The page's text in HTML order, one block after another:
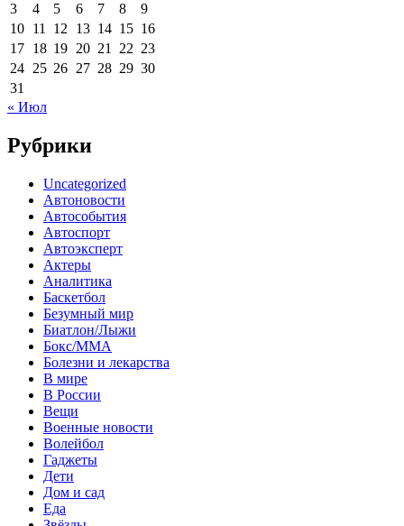
3
4 5 6 7 8
9
10 11 12 13 14 15 16
17 18 19 20 21 22 23
24 25 26 27 28 29 30
31
« Июл
Рубрики
Uncategorized
Автоновости
Автособытия
Автоспорт
Автоэксперт
Актеры
Аналитика
Баскетбол
Безумный мир
Биатлон/Лыжи
Бокс/MMA
Болезни и лекарства
В мире
В России
Вещи
Военные новости
Волейбол
Гаджеты
Дети
Дом и сад
Еда